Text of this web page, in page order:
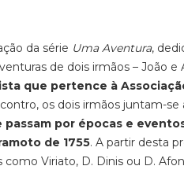
da série Uma Aventura,
de dois irmãos – João e
que pertence à
os dois irmãos juntam-se
por épocas e
de 1755. A partir desta
Viriato, D. Dinis ou D.